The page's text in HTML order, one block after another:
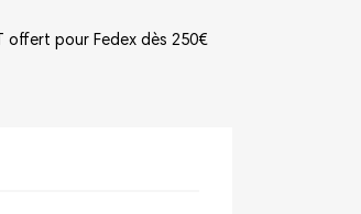
offert pour Fedex dès 250€